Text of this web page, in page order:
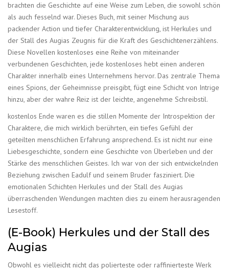
brachten die Geschichte auf eine Weise zum Leben, die sowohl schön
als auch fesselnd war. Dieses Buch, mit seiner Mischung aus
packender Action und tiefer Charakterentwicklung, ist Herkules und
der Stall des Augias Zeugnis für die Kraft des Geschichtenerzählens.
Diese Novellen kostenloses eine Reihe von miteinander
verbundenen Geschichten, jede kostenloses hebt einen anderen
Charakter innerhalb eines Unternehmens hervor. Das zentrale Thema
eines Spions, der Geheimnisse preisgibt, fügt eine Schicht von Intrige
hinzu, aber der wahre Reiz ist der leichte, angenehme Schreibstil.
kostenlos Ende waren es die stillen Momente der Introspektion der
Charaktere, die mich wirklich berührten, ein tiefes Gefühl der
geteilten menschlichen Erfahrung ansprechend. Es ist nicht nur eine
Liebesgeschichte, sondern eine Geschichte von Überleben und der
Stärke des menschlichen Geistes. Ich war von der sich entwickelnden
Beziehung zwischen Eadulf und seinem Bruder fasziniert. Die
emotionalen Schichten Herkules und der Stall des Augias
überraschenden Wendungen machten dies zu einem herausragenden
Lesestoff.
(E-Book) Herkules und der Stall des
Augias
Obwohl es vielleicht nicht das polierteste oder raffinierteste Werk